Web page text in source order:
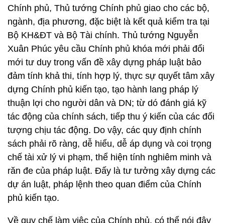
Chính phủ, Thủ tướng Chính phủ giao cho các bộ,
ngành, địa phương, đặc biệt là kết quả kiểm tra tại
Bộ KH&ĐT và Bộ Tài chính. Thủ tướng Nguyễn
Xuân Phúc yêu cầu Chính phủ khóa mới phải đổi
mới tư duy trong vấn đề xây dựng pháp luật bảo
đảm tính khả thi, tính hợp lý, thực sự quyết tâm xây
dựng Chính phủ kiến tạo, tạo hành lang pháp lý
thuận lợi cho người dân và DN; từ dó đánh giá kỹ
tác động của chính sách, tiếp thu ý kiến của các đối
tượng chịu tác động. Do vậy, các quy định chính
sách phải rõ ràng, dễ hiểu, dễ áp dụng và coi trọng
chế tài xử lý vi phạm, thể hiện tính nghiêm minh và
răn đe của pháp luật. Đấy là tư tưởng xây dựng các
dự án luật, pháp lệnh theo quan điểm của Chính
phủ kiến tạo.
Về quy chế làm việc của Chính phủ, có thể nói đây